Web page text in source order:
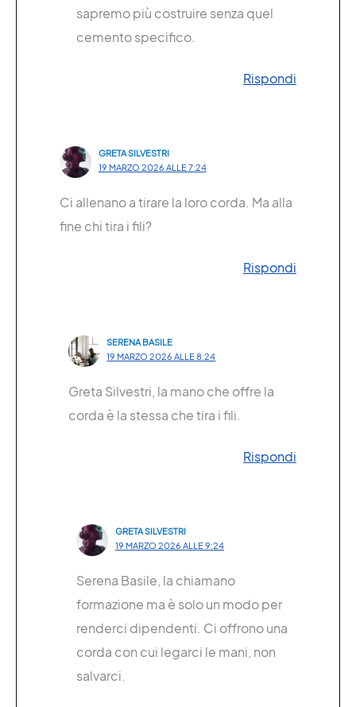
sapremo più costruire senza quel
cemento specifico.
Rispondi
GRETA SILVESTRI
19 MARZO 2026 ALLE 7:24
Ci allenano a tirare la loro corda. Ma alla
fine chi tira i fili?
Rispondi
SERENA BASILE
19 MARZO 2026 ALLE 8:24
Greta Silvestri, la mano che offre la
corda è la stessa che tira i fili.
Rispondi
GRETA SILVESTRI
19 MARZO 2026 ALLE 9:24
Serena Basile, la chiamano
formazione ma è solo un modo per
renderci dipendenti. Ci offrono una
corda con cui legarci le mani, non
salvarci.